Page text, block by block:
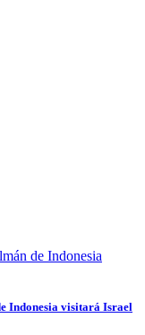
Indonesia visitará Israel